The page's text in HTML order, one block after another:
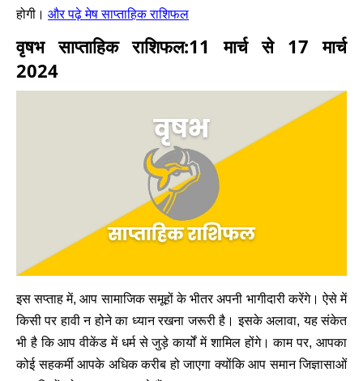
होगी। और पढ़े मेष साप्ताहिक राशिफल
वृषभ साप्ताहिक राशिफल:11 मार्च से 17 मार्च
2024
इस सप्ताह में, आप सामाजिक समूहों के भीतर अपनी भागीदारी करेंगे। ऐसे में
किसी पर हावी न होने का ध्यान रखना जरूरी है। इसके अलावा, यह संकेत
भी है कि आप वीकेंड में धर्म से जुड़े कार्यों में शामिल होंगे। काम पर, आपका
कोई सहकर्मी आपके अधिक करीब हो जाएगा क्योंकि आप समान जिज्ञासाओं